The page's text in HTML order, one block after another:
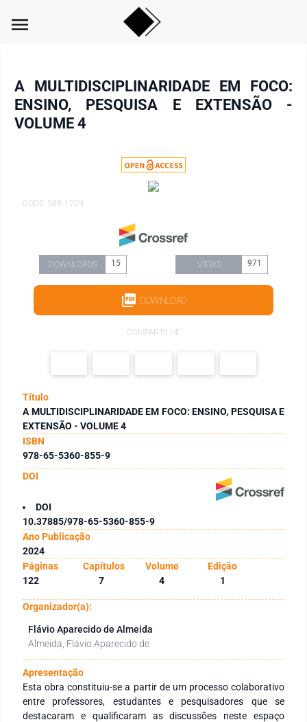
menu
A MULTIDISCIPLINARIDADE EM FOCO:
ENSINO, PESQUISA E EXTENSÃO -
VOLUME 4
CODE: 588-1209
DOWNLOADS 15 VIEWS 971
DOWNLOAD
COMPARTILHE
Título
A MULTIDISCIPLINARIDADE EM FOCO: ENSINO, PESQUISA E
EXTENSÃO - VOLUME 4
ISBN
978-65-5360-855-9
DOI
DOI
10.37885/978-65-5360-855-9
Ano Publicação
2024
Páginas
Capítulos Volume
Edição
122
7 4 1
Organizador(a):
Flávio Aparecido de Almeida
Almeida, Flávio Aparecido de
Apresentação
Esta obra constituiu-se a partir de um processo colaborativo
entre professores, estudantes e pesquisadores que se
destacaram e qualificaram as discussões neste espaço